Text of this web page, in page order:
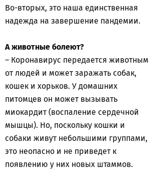
Во-вторых, это наша единственная
надежда на завершение пандемии.
А животные болеют?
– Коронавирус передается животным
от людей и может заражать собак,
кошек и хорьков. У домашних
питомцев он может вызывать
миокардит (воспаление сердечной
мышцы). Но, поскольку кошки и
собаки живут небольшими группами,
это неопасно и не приведет к
появлению у них новых штаммов.